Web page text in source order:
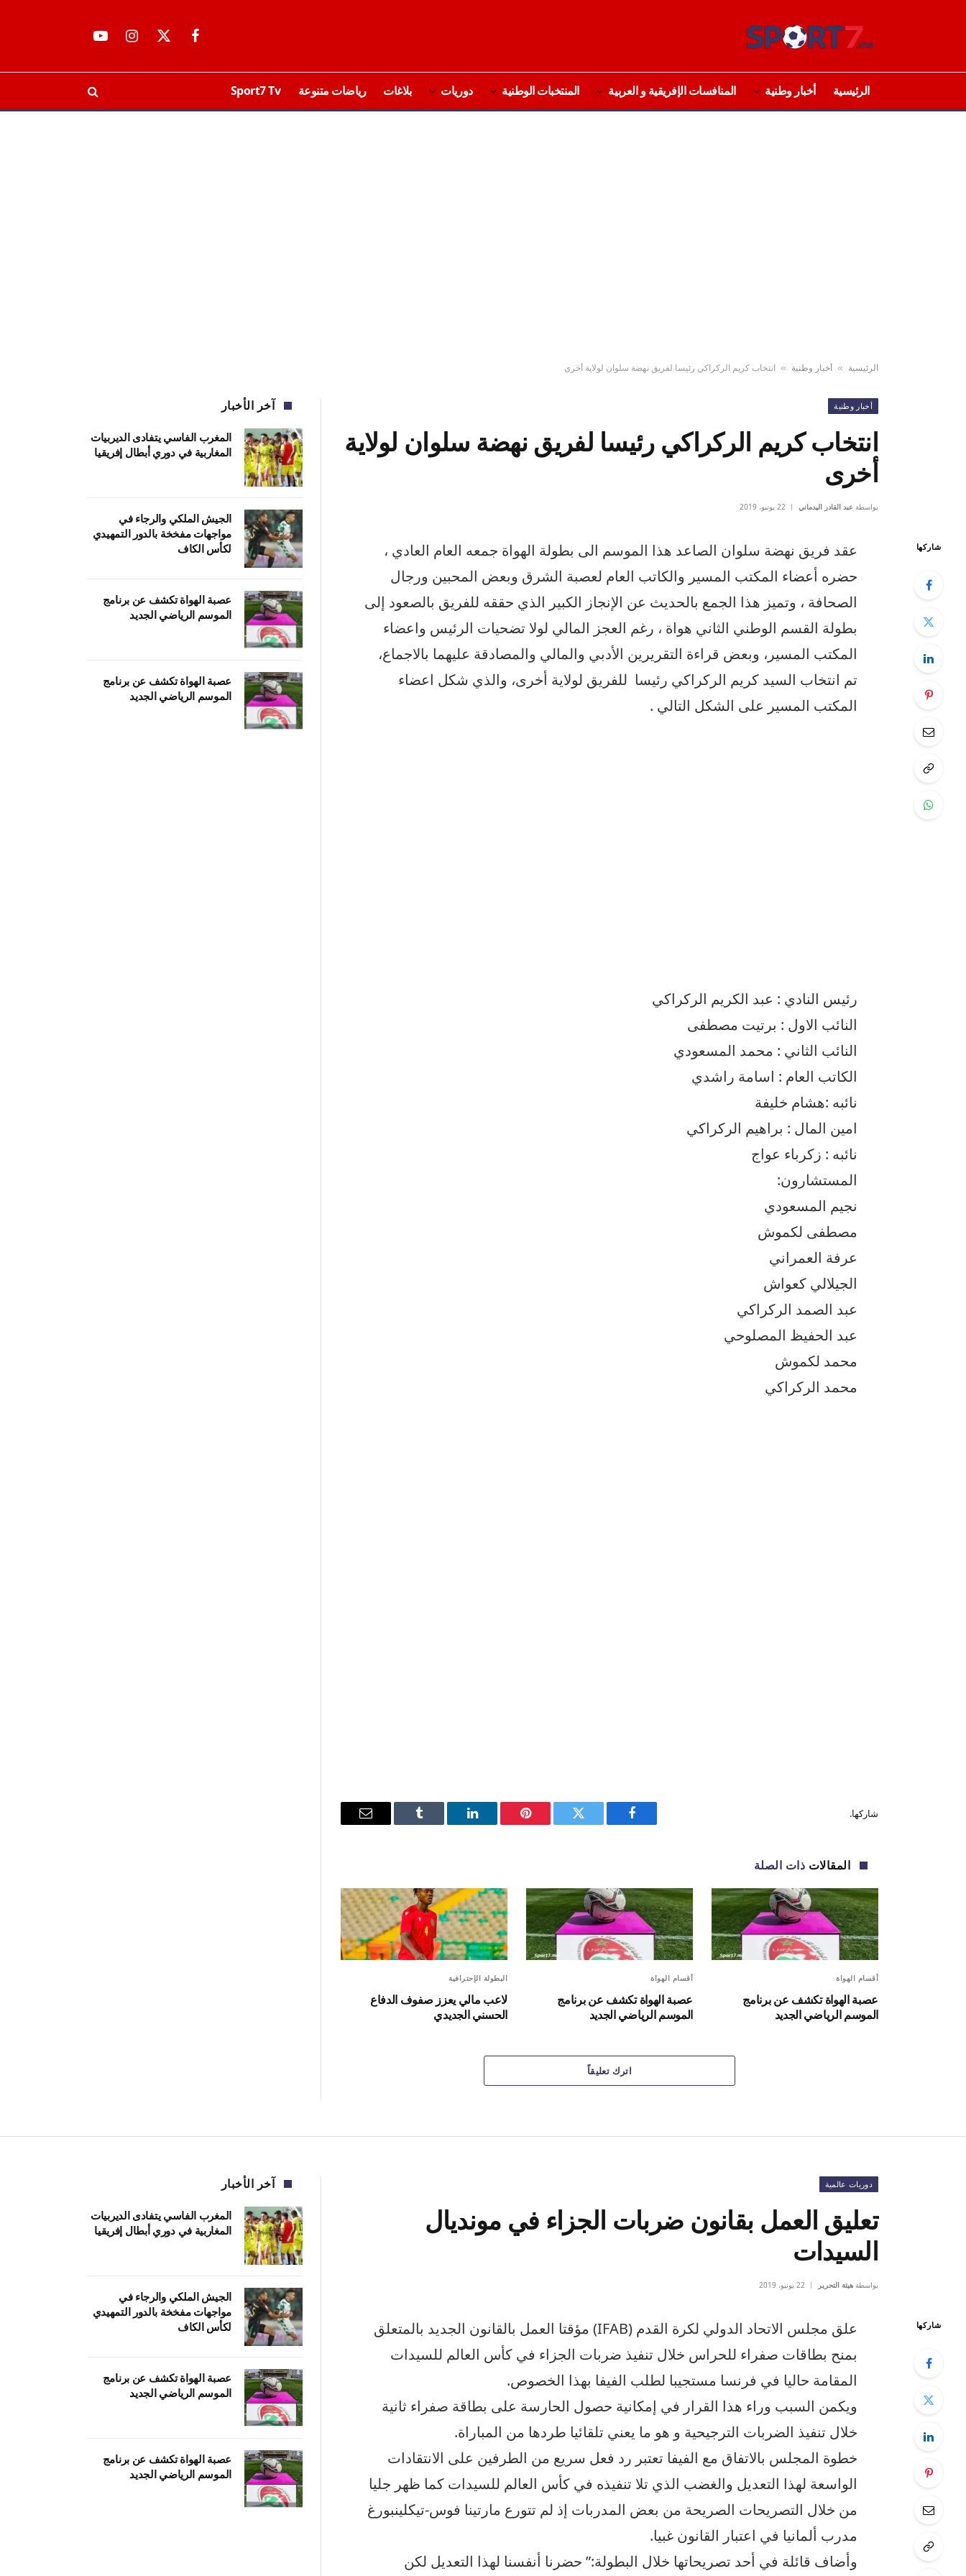
فيسبوكX
الانستغراميوتيوب
الرئيسية أخبار وطنية المنافسات الإفريقية و العربية المنتخبات الوطنية دوريات بلاغات رياضات متنوعة Sport7 Tv
الرئيسية » أخبار وطنية » انتخاب كريم الركراكي رئيسا لفريق نهضة سلوان لولاية أخرى
أخبار وطنية
انتخاب كريم الركراكي رئيسا لفريق نهضة سلوان لولاية
أخرى
بواسطة عبد القادر اليدماني 22 يونيو، 2019
شاركها
عقد فريق نهضة سلوان الصاعد هذا الموسم الى بطولة الهواة جمعه العام العادي ،
حضره أعضاء المكتب المسير والكاتب العام لعصبة الشرق وبعض المحبين ورجال
الصحافة ، وتميز هذا الجمع بالحديث عن الإنجاز الكبير الذي حققه للفريق بالصعود إلى
بطولة القسم الوطني الثاني هواة ، رغم العجز المالي لولا تضحيات الرئيس واعضاء
المكتب المسير، وبعض قراءة التقريرين الأدبي والمالي والمصادقة عليهما بالاجماع،
تم انتخاب السيد كريم الركراكي رئيسا للفريق لولاية أخرى، والذي شكل اعضاء
المكتب المسير على الشكل التالي .
رئيس النادي : عبد الكريم الركراكي
النائب الاول : برتيت مصطفى
النائب الثاني : محمد المسعودي
الكاتب العام : اسامة راشدي
نائبه :هشام خليفة
امين المال : براهيم الركراكي
نائبه : زكرباء عواج
المستشارون:
نجيم المسعودي
مصطفى لكموش
عرفة العمراني
الجيلالي كعواش
عبد الصمد الركراكي
عبد الحفيظ المصلوحي
محمد لكموش
محمد الركراكي
شاركها.
فيسبوك
تويتر بينتيريستلينكدإن Tumblr
البريد
المقالات ذات الصلة
أقسام الهواة
عصبة الهواة تكشف عن برنامج
الموسم الرياضي الجديد
أقسام الهواة
عصبة الهواة تكشف عن برنامج
الموسم الرياضي الجديد
البطولة الإحترافية
لاعب مالي يعزز صفوف الدفاع
الحسني الجديدي
اترك تعليقاً
آخر الأخبار
المغرب الفاسي يتفادى الديربيات
المغاربية في دوري أبطال إفريقيا
الجيش الملكي والرجاء في
مواجهات مفخخة بالدور التمهيدي
لكأس الكاف
عصبة الهواة تكشف عن برنامج
الموسم الرياضي الجديد
عصبة الهواة تكشف عن برنامج
الموسم الرياضي الجديد
دوريات عالمية
تعليق العمل بقانون ضربات الجزاء في مونديال
السيدات
بواسطة هيئة التحرير 22 يونيو، 2019
شاركها
علق مجلس الاتحاد الدولي لكرة القدم (IFAB) مؤقتا العمل بالقانون الجديد بالمتعلق
بمنح بطاقات صفراء للحراس خلال تنفيذ ضربات الجزاء في كأس العالم للسيدات
المقامة حاليا في فرنسا مستجيبا لطلب الفيفا بهذا الخصوص.
ويكمن السبب وراء هذا القرار في إمكانية حصول الحارسة على بطاقة صفراء ثانية
خلال تنفيذ الضربات الترجيحية و هو ما يعني تلقائيا طردها من المباراة.
خطوة المجلس بالاتفاق مع الفيفا تعتبر رد فعل سريع من الطرفين على الانتقادات
الواسعة لهذا التعديل والغضب الذي تلا تنفيذه في كأس العالم للسيدات كما ظهر جليا
من خلال التصريحات الصريحة من بعض المدربات إذ لم تتورع مارتينا فوس-تيكلينبورغ
مدرب ألمانيا في اعتبار القانون غبيا.
وأضاف قائلة في أحد تصريحاتها خلال البطولة:” حضرنا أنفسنا لهذا التعديل لكن
آخر الأخبار
المغرب الفاسي يتفادى الديربيات
المغاربية في دوري أبطال إفريقيا
الجيش الملكي والرجاء في
مواجهات مفخخة بالدور التمهيدي
لكأس الكاف
عصبة الهواة تكشف عن برنامج
الموسم الرياضي الجديد
عصبة الهواة تكشف عن برنامج
الموسم الرياضي الجديد